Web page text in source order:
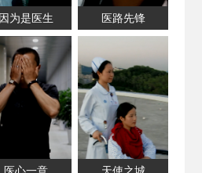
因为是医生 医路先锋
医心一意 天使之城